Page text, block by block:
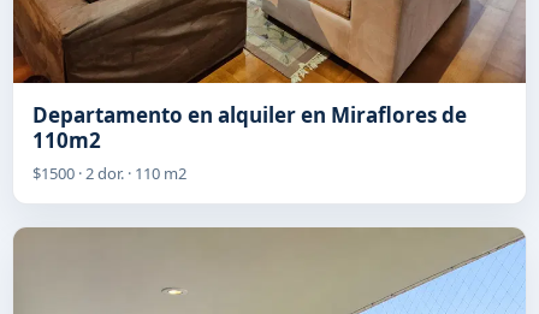
Departamento en alquiler en Miraflores de
110m2
$1500 · 2 dor. · 110 m2